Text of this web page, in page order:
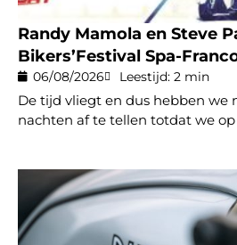
Randy Mamola en Steve
Bikers’Festival Spa-
06/08/2026 Leestijd: 2 min
De tijd vliegt en dus hebben we
nachten af te tellen totdat we op